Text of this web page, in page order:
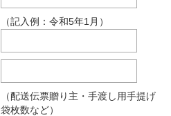
（記入例：令和5年1月）
（配送伝票贈り主・手渡し用手提げ
袋枚数など）